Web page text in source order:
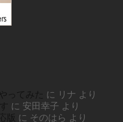
ってみた に リナ より
に 安田幸子 より
版 に そのはら より